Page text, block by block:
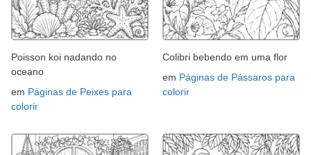
Poisson koi nadando no
oceano
em Páginas de Peixes para
colorir
Colibri bebendo em uma flor
em Páginas de Pássaros para
colorir